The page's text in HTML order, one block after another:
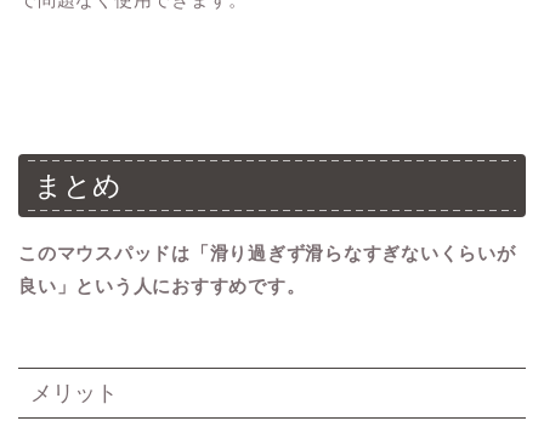
まとめ
このマウスパッドは「滑り過ぎず滑らなすぎないくらいが
良い」という人におすすめです。
メリット